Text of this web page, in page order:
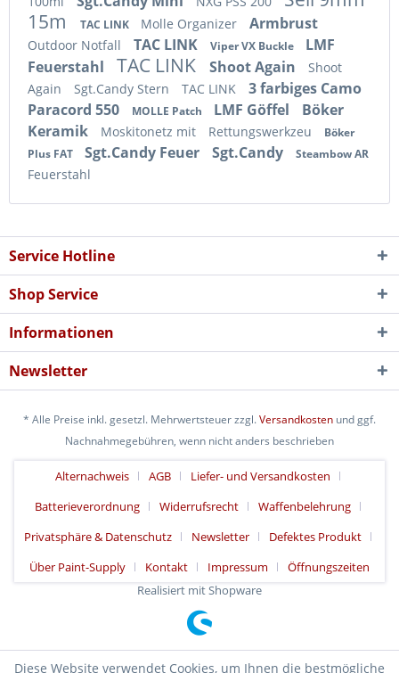
15m
TAC LINK Molle Organizer Armbrust
Outdoor Notfall TAC LINK Viper VX Buckle
LMF
Feuerstahl
TAC LINK Shoot Again
Shoot
Again
Sgt.Candy Stern TAC LINK
3 farbiges Camo
Paracord 550
MOLLE Patch LMF Göffel
Böker
Keramik
Moskitonetz mit Rettungswerkzeu
Böker
Plus FAT
Sgt.Candy Feuer Sgt.Candy Steambow AR
Feuerstahl
Service Hotline
Shop Service
Informationen
Newsletter
* Alle Preise inkl. gesetzl. Mehrwertsteuer zzgl.Versandkosten und ggf.
Nachnahmegebühren, wenn nicht anders beschrieben
Alternachweis AGB
Liefer- und Versandkosten
Batterieverordnung
Widerrufsrecht
Waffenbelehrung
Privatsphäre & Datenschutz
Newsletter
Defektes Produkt
Über Paint-Supply
Kontakt Impressum
Öffnungszeiten
Realisiert mit Shopware
Diese Website verwendet Cookies, um Ihnen die bestmögliche